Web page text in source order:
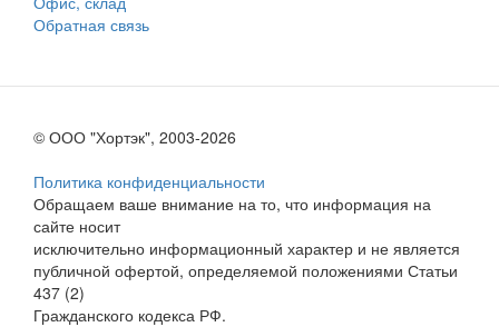
Обратная связь
© ООО "Хортэк", 2003-2026
Политика конфиденциальности
Обращаем ваше внимание на то, что информация на
сайте носит
исключительно информационный характер и не является
публичной офертой, определяемой положениями Статьи
437 (2)
Гражданского кодекса РФ.